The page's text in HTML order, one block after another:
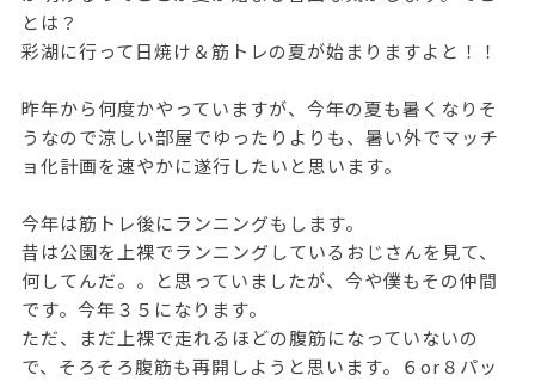
とは？
彩湖に行って日焼け＆筋トレの夏が始まりますよと！！
昨年から何度かやっていますが、今年の夏も暑くなりそ
うなので涼しい部屋でゆったりよりも、暑い外でマッチ
ョ化計画を速やかに遂行したいと思います。
今年は筋トレ後にランニングもします。
昔は公園を上裸でランニングしているおじさんを見て、
何してんだ。。と思っていましたが、今や僕もその仲間
です。今年３５になります。
ただ、まだ上裸で走れるほどの腹筋になっていないの
で、そろそろ腹筋も再開しようと思います。６or８パッ